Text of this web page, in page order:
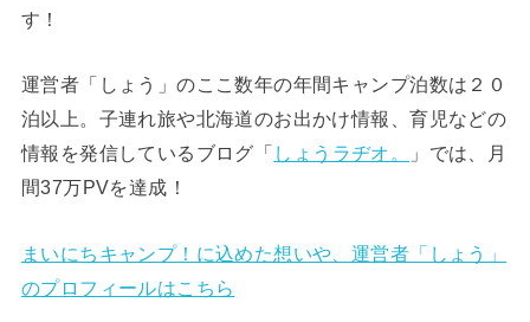
す！
運営者「しょう」のここ数年の年間キャンプ泊数は２０
泊以上。子連れ旅や北海道のお出かけ情報、育児などの
情報を発信しているブログ「 しょうラヂオ。
」では、月
間37万PVを達成！
まいにちキャンプ！に込めた想いや、運営者「しょう」
のプロフィールはこちら